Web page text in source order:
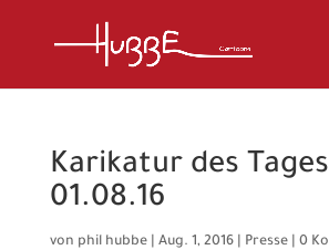
Karikatur des Tages
01.08.16
von phil hubbe| Aug. 1, 2016| Presse| 0